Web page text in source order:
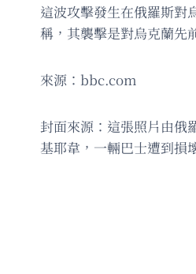
這波攻擊發生在俄羅斯對
稱，其襲擊是對烏克蘭先
來源：bbc.com
封面來源：這張照片由俄
基耶韋，一輛巴士遭到損